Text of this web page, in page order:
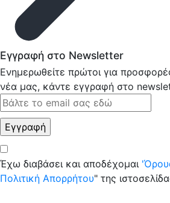
Εγγραφή στο Newsletter
Ενημερωθείτε πρώτοι για
νέα μας, κάντε εγγραφή στο
Έχω διαβάσει και αποδέχομαι
Πολιτική Απορρήτου" της